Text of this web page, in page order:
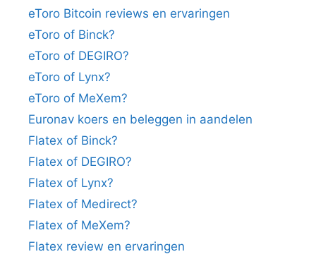
eToro Bitcoin reviews en ervaringen
eToro of Binck?
eToro of DEGIRO?
eToro of Lynx?
eToro of MeXem?
Euronav koers en beleggen in aandelen
Flatex of Binck?
Flatex of DEGIRO?
Flatex of Lynx?
Flatex of Medirect?
Flatex of MeXem?
Flatex review en ervaringen